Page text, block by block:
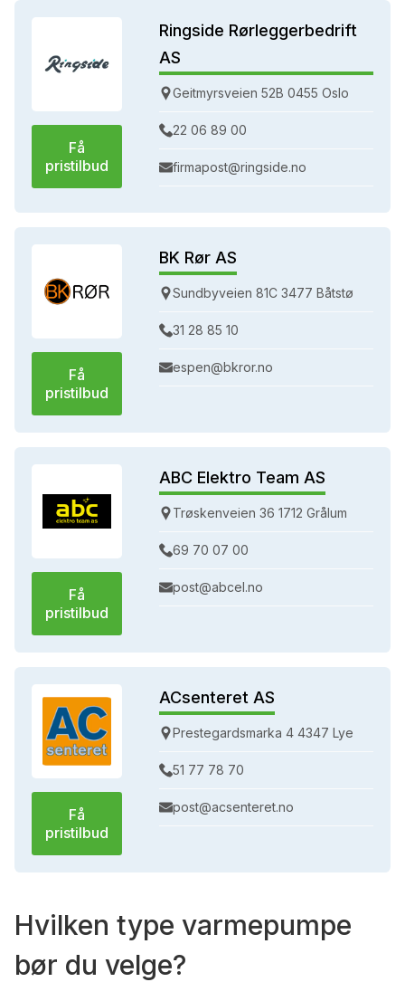
Få
pristilbud
Ringside Rørleggerbedrift
AS
Geitmyrsveien 52B 0455 Oslo
22 06 89 00
firmapost@ringside.no
Få
pristilbud
BK Rør AS
Sundbyveien 81C 3477 Båtstø
31 28 85 10
espen@bkror.no
Få
pristilbud
ABC Elektro Team AS
Trøskenveien 36 1712 Grålum
69 70 07 00
post@abcel.no
Få
pristilbud
ACsenteret AS
Prestegardsmarka 4 4347 Lye
51 77 78 70
post@acsenteret.no
Hvilken type varmepumpe
bør du velge?